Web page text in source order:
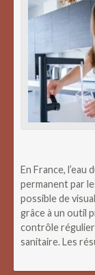
En France, l’eau
permanent par
possible de
grâce à un outil
contrôle régulier
sanitaire. Les